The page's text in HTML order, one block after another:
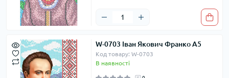
W-0703 Іван Якович Франко А5
Код товару: W-0703
В наявності